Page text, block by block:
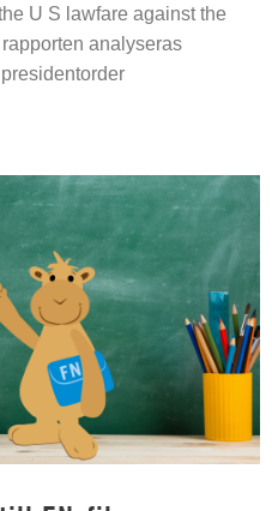
U S lawfare against the
analyseras